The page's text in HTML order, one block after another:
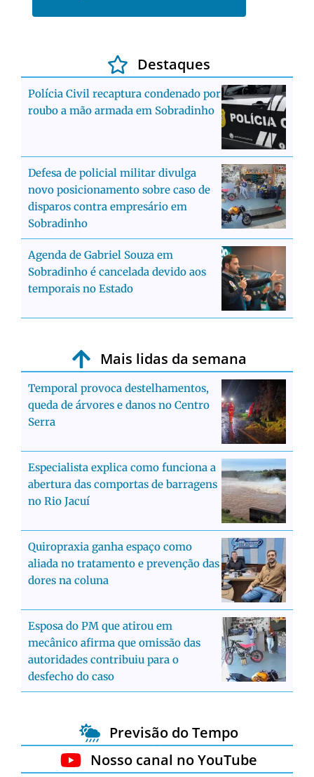
Destaques
Polícia Civil recaptura condenado por
roubo a mão armada em Sobradinho
Defesa de policial militar divulga
novo posicionamento sobre caso de
disparos contra empresário em
Sobradinho
Agenda de Gabriel Souza em
Sobradinho é cancelada devido aos
temporais no Estado
Mais lidas da semana
Temporal provoca destelhamentos,
queda de árvores e danos no Centro
Serra
Especialista explica como funciona a
abertura das comportas de barragens
no Rio Jacuí
Quiropraxia ganha espaço como
aliada no tratamento e prevenção das
dores na coluna
Esposa do PM que atirou em
mecânico afirma que omissão das
autoridades contribuiu para o
desfecho do caso
Previsão do Tempo
Nosso canal no YouTube